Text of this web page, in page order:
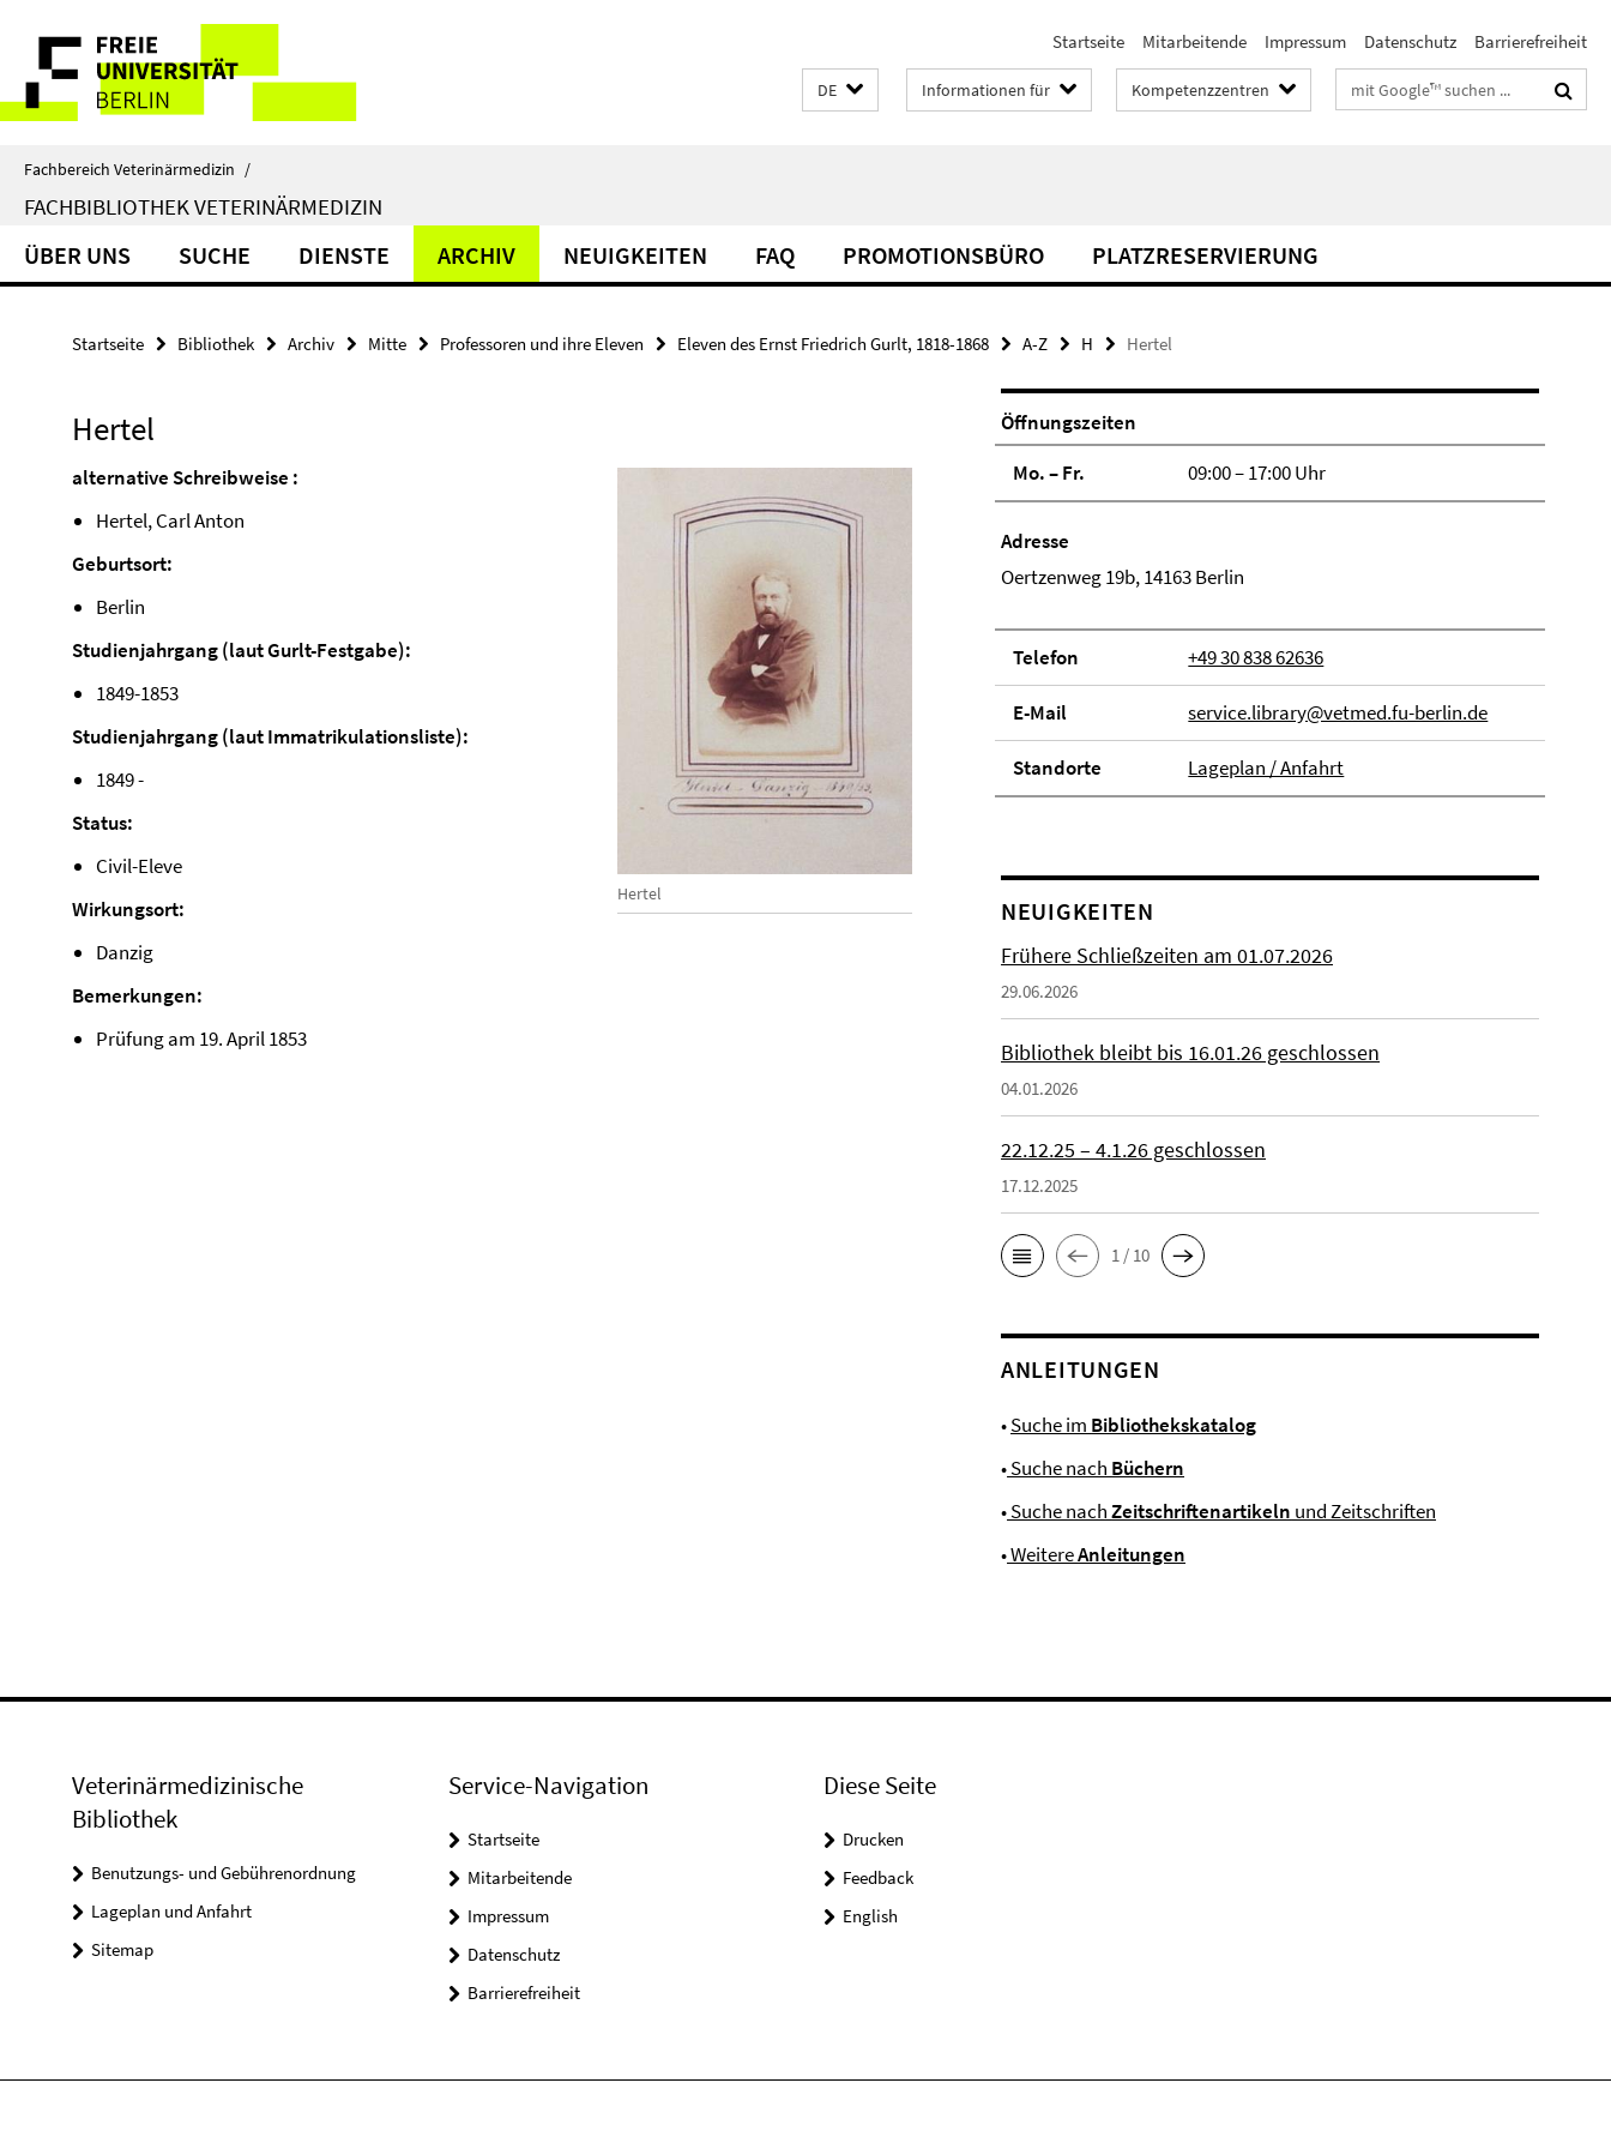
direkt
Inhalt
Service-
Navigation
Startseite Mitarbeitende Impressum Datenschutz Barrierefreiheit
DE Informationen für Kompetenzzentren Suchbegriffe
Fachbereich Veterinärmedizin /
FACHBIBLIOTHEK VETERINÄRMEDIZIN
ÜBER UNS SUCHE DIENSTE ARCHIV NEUIGKEITEN FAQ PROMOTIONSBÜRO PLATZRESERVIERUNG
Startseite Bibliothek Archiv Mitte Professoren und ihre Eleven Eleven des Ernst Friedrich Gurlt, 1818-1868 A-Z H Hertel
Hertel
Hertel
alternative Schreibweise :
Hertel, Carl Anton
Geburtsort:
Berlin
Studienjahrgang (laut Gurlt-Festgabe):
1849-1853
Studienjahrgang (laut Immatrikulationsliste):
1849 -
Status:
Civil-Eleve
Wirkungsort:
Danzig
Bemerkungen:
Prüfung am 19. April 1853
Öffnungszeiten
Mo. – Fr.
09:00 – 17:00 Uhr
Adresse
Oertzenweg 19b, 14163 Berlin
Telefon +49 30 838 62636
E-Mail service.library@vetmed.fu-berlin.de
Stand­orte Lageplan / Anfahrt
NEUIGKEITEN
Frühere Schließzeiten am 01.07.2026
29.06.2026
Bibliothek bleibt bis 16.01.26 geschlossen
04.01.2026
22.12.25 – 4.1.26 geschlossen
17.12.2025
1 / 10
ANLEITUNGEN
•Suche im Bibliothekskatalog
•Suche nach Büchern
•Suche nachZeitschriftenartikeln und Zeitschriften
•WeitereAnleitungen
Veterinärmedizinische
Bibliothek
Benutzungs- und Gebührenordnung
Lageplan und Anfahrt
Sitemap
Service-Navigation
Startseite
Mitarbeitende
Impressum
Datenschutz
Barrierefreiheit
Diese Seite
Drucken
Feedback
English